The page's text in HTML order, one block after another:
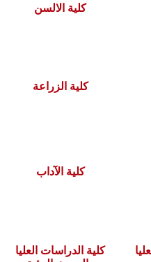
سجل الان
كلية الالسن
كلية الزراعة
كلية الآداب
كلية الدراسات العليا